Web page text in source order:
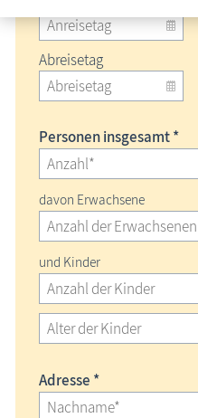
Abreisetag
Personen insgesamt *
davon Erwachsene
und Kinder
Adresse *